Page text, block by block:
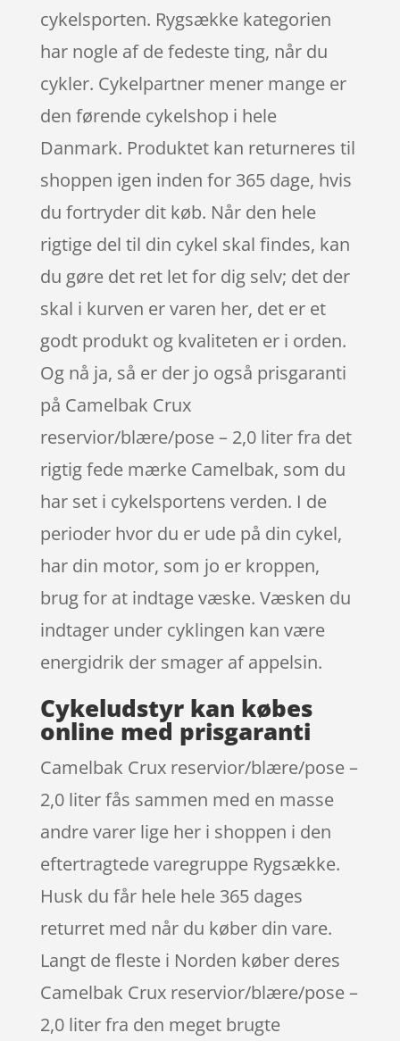
cykelsporten. Rygsække kategorien
har nogle af de fedeste ting, når du
cykler. Cykelpartner mener mange er
den førende cykelshop i hele
Danmark. Produktet kan returneres til
shoppen igen inden for 365 dage, hvis
du fortryder dit køb. Når den hele
rigtige del til din cykel skal findes, kan
du gøre det ret let for dig selv; det der
skal i kurven er varen her, det er et
godt produkt og kvaliteten er i orden.
Og nå ja, så er der jo også prisgaranti
på Camelbak Crux
reservior/blære/pose – 2,0 liter fra det
rigtig fede mærke Camelbak, som du
har set i cykelsportens verden. I de
perioder hvor du er ude på din cykel,
har din motor, som jo er kroppen,
brug for at indtage væske. Væsken du
indtager under cyklingen kan være
energidrik der smager af appelsin.
Cykeludstyr kan købes
online med prisgaranti
Camelbak Crux reservior/blære/pose –
2,0 liter fås sammen med en masse
andre varer lige her i shoppen i den
eftertragtede varegruppe Rygsække.
Husk du får hele hele 365 dages
returret med når du køber din vare.
Langt de fleste i Norden køber deres
Camelbak Crux reservior/blære/pose –
2,0 liter fra den meget brugte